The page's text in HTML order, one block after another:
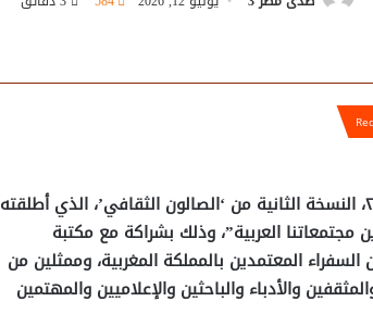
احتضنت سفارة جمهورية مصر العربية بالرباط، الخميس ١١ يونيو ٢٠٢٦، النسخة الثانية من ‘الصالون الثقافي’، الذي أطلقته
مجتمعاتنا العربية”، وذلك بشراكة مع مكتبة
المعتمدين بالمملكة المغربية، وممثلين من
والأدباء والباحثين والإعلاميين والمهتمين